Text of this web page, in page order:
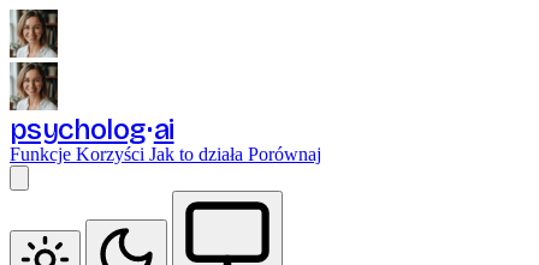
psycholog ai
Funkcje Korzyści Jak to działa Porównaj